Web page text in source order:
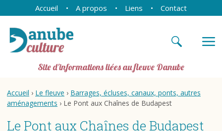
Accueil A propos Liens Contact
Site d'informations liées au fleuve Danube
Accueil › Le fleuve › Barrages, écluses, canaux, ponts, autres
aménagements › Le Pont aux Chaînes de Budapest
Le Pont aux Chaînes de Budapest